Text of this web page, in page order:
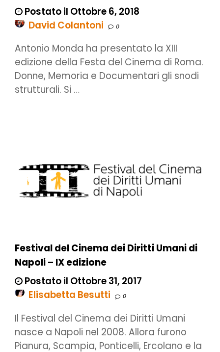
Postato il Ottobre 6, 2018
David Colantoni
0
Antonio Monda ha presentato la XIII
edizione della Festa del Cinema di Roma.
Donne, Memoria e Documentari gli snodi
strutturali. Si …
Festival del Cinema dei Diritti Umani di
Napoli – IX edizione
Postato il Ottobre 31, 2017
Elisabetta Besutti
0
Il Festival del Cinema dei Diritti Umani
nasce a Napoli nel 2008. Allora furono
Pianura, Scampia, Ponticelli, Ercolano e la